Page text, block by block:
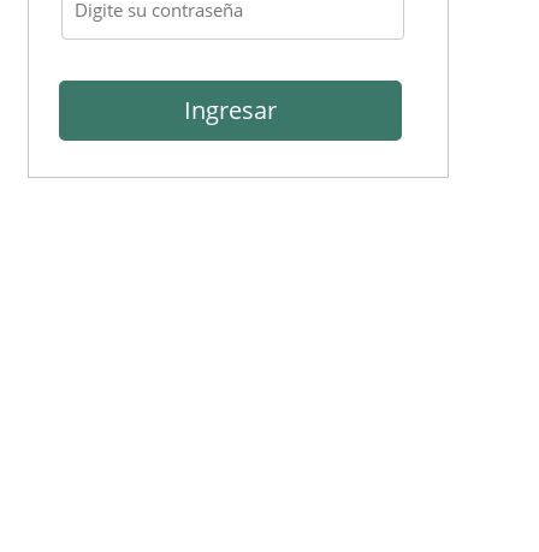
Ingresar